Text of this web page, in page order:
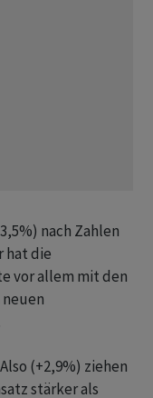
nach Zahlen
hat die
vor allem mit den
(+2,9%) ziehen
stärker als